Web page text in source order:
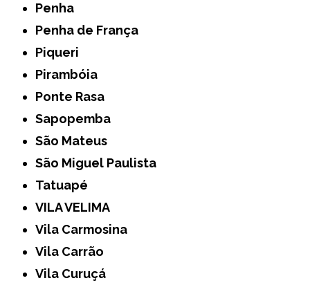
Penha
Penha de França
Piqueri
Pirambóia
Ponte Rasa
Sapopemba
São Mateus
São Miguel Paulista
Tatuapé
VILA VELIMA
Vila Carmosina
Vila Carrão
Vila Curuçá